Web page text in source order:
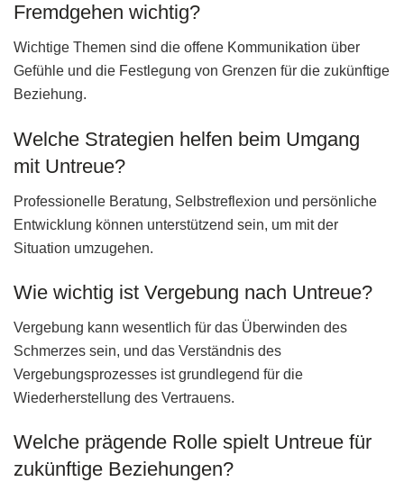
Fremdgehen wichtig?
Wichtige Themen sind die offene Kommunikation über
Gefühle und die Festlegung von Grenzen für die zukünftige
Beziehung.
Welche Strategien helfen beim Umgang
mit Untreue?
Professionelle Beratung, Selbstreflexion und persönliche
Entwicklung können unterstützend sein, um mit der
Situation umzugehen.
Wie wichtig ist Vergebung nach Untreue?
Vergebung kann wesentlich für das Überwinden des
Schmerzes sein, und das Verständnis des
Vergebungsprozesses ist grundlegend für die
Wiederherstellung des Vertrauens.
Welche prägende Rolle spielt Untreue für
zukünftige Beziehungen?